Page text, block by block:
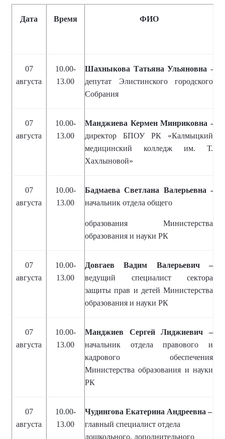
Дата Время ФИО
07
августа
10.00-
13.00
Шахныкова Татьяна Ульяновна -
депутат Элистинского городского
Собрания
07
августа
10.00-
13.00
Манджиева Кермен Минриковна -
директор БПОУ РК «Калмыцкий
медицинский колледж им. Т.
Хахлыновой»
07
августа
10.00-
13.00
Бадмаева Светлана Валерьевна -
начальник отдела общего
образования Министерства
образования и науки РК
07
августа
10.00-
13.00
Довгаев Вадим Валерьевич –
ведущий специалист сектора
защиты прав и детей Министерства
образования и науки РК
07
августа
10.00-
13.00
Манджиев Сергей Лиджиевич –
начальник отдела правового и
кадрового обеспечения
Министерства образования и науки
РК
07
августа
10.00-
13.00
Чудингова Екатерина Андреевна –
главный специалист отдела
дошкольного, дополнительного